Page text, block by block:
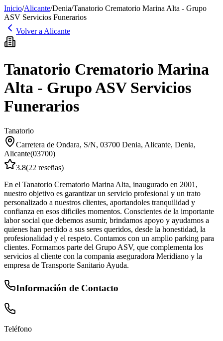
Inicio/Alicante/Denia/Tanatorio Crematorio Marina Alta - Grupo
ASV Servicios Funerarios
Volver a Alicante
Tanatorio Crematorio Marina
Alta - Grupo ASV Servicios
Funerarios
Tanatorio
Carretera de Ondara, S/N, 03700 Denia, Alicante, Denia,
Alicante(03700)
3.8(22 reseñas)
En el Tanatorio Crematorio Marina Alta, inaugurado en 2001,
nuestro objetivo es garantizar un servicio profesional y un trato
personalizado a nuestros clientes, aportandoles tranquilidad y
confianza en esos dificiles momentos. Conscientes de la importante
labor social que debemos asumir, brindamos apoyo y ayudamos a
quienes han perdido a sus seres queridos, desde la honestidad, la
profesionalidad y el respeto. Contamos con un amplio parking para
clientes. Formamos parte del Grupo ASV, que complementa los
servicios al cliente con la compania aseguradora Meridiano y la
empresa de Transporte Sanitario Ayuda.
Información de Contacto
Teléfono